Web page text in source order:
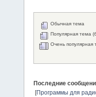
Обычная тема
Популярная тема
Очень популярная
Последние
[Программы для